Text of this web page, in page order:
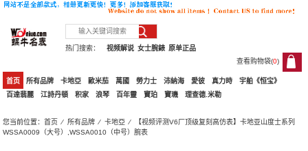
热门搜索： 原单正品
女士腕錶
视频解说
查看购物袋(0)
0
首页 所有品牌 卡地亞 歐米茄 萬國 勞力士 沛納海 愛彼 真力時
宇舶《恒宝》
百達翡麗
江詩丹頓 积家 浪琴 百年靈 寶珀 寶璣 理查德.米勒
您当前位置：首页 ⁄所有品牌 ⁄卡地亞 ⁄ 【视频评测V6厂顶级复刻高仿表】卡地亚山度士系列
WSSA0009（大号）,WSSA0010（中号）腕表